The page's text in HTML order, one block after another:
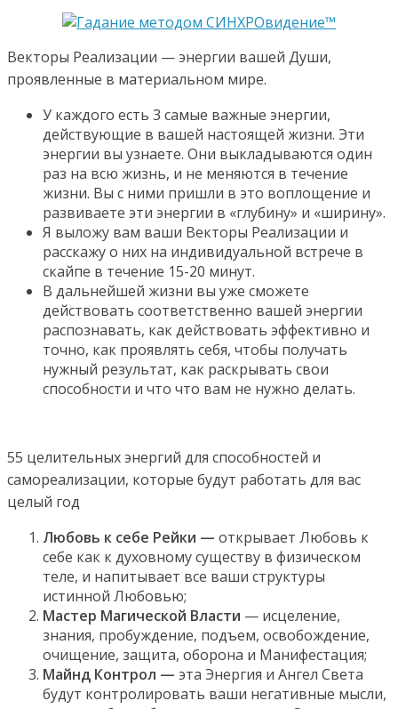
Векторы Реализации — энергии вашей Души,
проявленные в материальном мире.
У каждого есть 3 самые важные энергии,
действующие в вашей настоящей жизни. Эти
энергии вы узнаете. Они выкладываются один
раз на всю жизнь, и не меняются в течение
жизни. Вы с ними пришли в это воплощение и
развиваете эти энергии в «глубину» и «ширину».
Я выложу вам ваши Векторы Реализации и
расскажу о них на индивидуальной встрече в
скайпе в течение 15-20 минут.
В дальнейшей жизни вы уже сможете
действовать соответственно вашей энергии
распознавать, как действовать эффективно и
точно, как проявлять себя, чтобы получать
нужный результат, как раскрывать свои
способности и что что вам не нужно делать.
55 целительных энергий для способностей и
самореализации, которые будут работать для вас
целый год
Любовь к себе Рейки — открывает Любовь к
себе как к духовному существу в физическом
теле, и напитывает все ваши структуры
истинной Любовью;
Мастер Магической Власти — исцеление,
знания, пробуждение, подъем, освобождение,
очищение, защита, оборона и Манифестация;
Майнд Контрол — эта Энергия и Ангел Света
будут контролировать ваши негативные мысли,